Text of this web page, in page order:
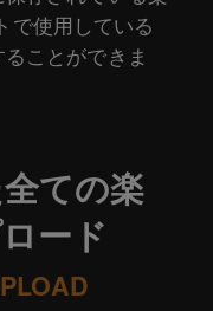
で使用している
ことができま
ての楽
ード